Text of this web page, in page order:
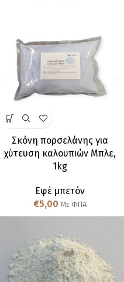
Σκόνη πορσελάνης για
χύτευση καλουπιών Μπλε,
1kg
Εφέ μπετόν
€5,00 Με ΦΠΑ